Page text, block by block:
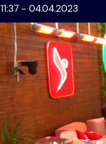
11:37 - 04.04.2023